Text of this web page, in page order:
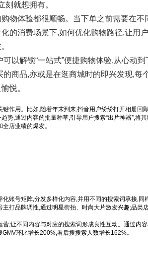
刻就想拥有。
物体验都很顺畅。当下单之前需要在
的消费场景下,如何优化购物路径,让用
可以解锁“一站式”便捷购物体验,从心动
的商品,亦或是在逛商城时的即兴发现,
悦。
作用。比如,随着年末到来,抖音用户纷纷打开相册回
势,通过内容的批量种草,引导用户搜索“出片神器”,
店业绩的爆发。
化账号矩阵,分发多样化内容,并用不同的搜索词承接,
主打品牌调性,通过明星街拍、时尚大片激发兴趣;品
营,让不同内容与对应的搜索词形成良性互动。通过内
环比增长200%,看后搜搜索人数增长162%。